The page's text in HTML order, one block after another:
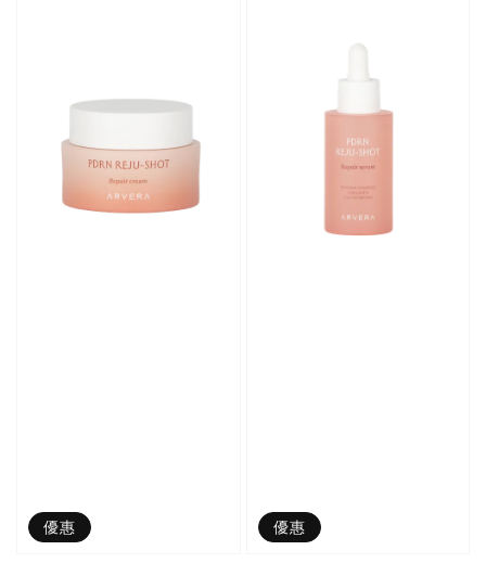
優惠 優惠